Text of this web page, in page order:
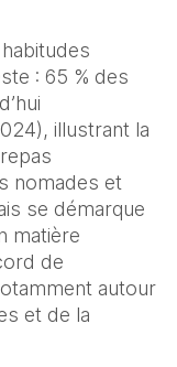
: 65 % des
illustrant la
nomades et
se démarque
matière
de
autour
et de la